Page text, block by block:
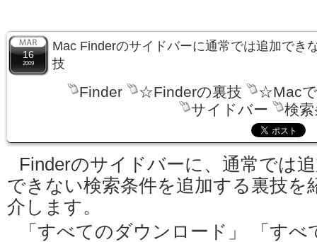
16
2009
Mac Finderのサイドバーに通常では追加でき
技
Finder ☆Finderの裏技
☆Mac
サイドバー
検
Finderのサイドバーに、通常では
できない検索条件を追加する裏技を
介します。
「すべてのダウンロード」 「すべ